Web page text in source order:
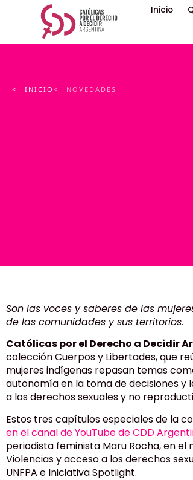
Inicio
< INICIO < NOVEDADES
Son las voces y saberes de las
de las comunidades y sus territorios.
Católicas por el Derecho a Decidir
colección Cuerpos y Libertades, que
mujeres indígenas repasan temas
autonomía en la toma de decisiones
a los derechos sexuales y no
Estos tres capítulos especiales de la
en el canal de YouTube de CDD
periodista feminista Maru Rocha, en
Violencias y acceso a los derechos
UNFPA e Iniciativa Spotlight.